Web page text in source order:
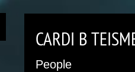
CARDI B
People